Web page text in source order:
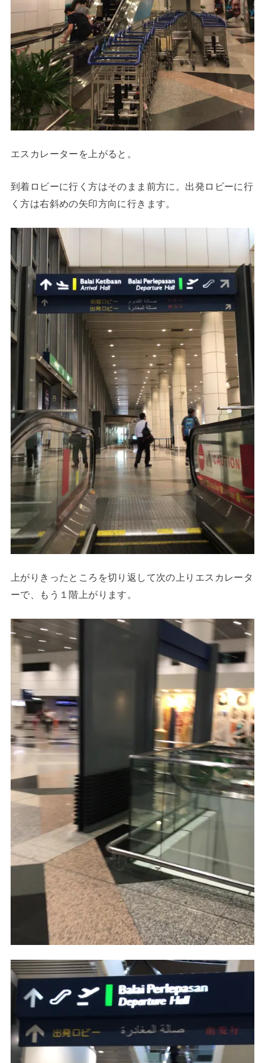
エスカレーターを上がると。
到着ロビーに行く方はそのまま前方に。出発ロビーに行
く方は右斜めの矢印方向に行きます。
上がりきったところを切り返して次の上りエスカレータ
ーで、もう１階上がります。